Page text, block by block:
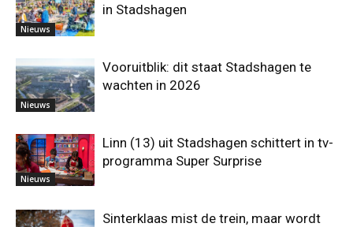
Nieuws
in Stadshagen
Nieuws
Vooruitblik: dit staat Stadshagen te
wachten in 2026
Nieuws
Linn (13) uit Stadshagen schittert in tv-
programma Super Surprise
Sinterklaas mist de trein, maar wordt